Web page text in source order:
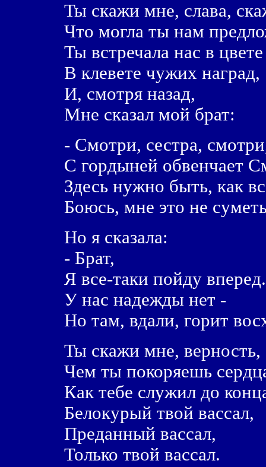
Ты скажи мне, слава,
Что могла ты нам
Ты встречала нас в
В клевете чужих наград,
И, смотря назад,
Мне сказал мой брат:
- Смотри, сестра,
С гордыней обвенчает
Здесь нужно быть, как
Боюсь, мне это не
Но я сказала:
- Брат,
Я все-таки пойду вперед.
У нас надежды нет -
Но там, вдали, горит
Ты скажи мне, верность,
Чем ты покоряешь
Как тебе служил до
Белокурый твой вассал,
Преданный вассал,
Только твой вассал.